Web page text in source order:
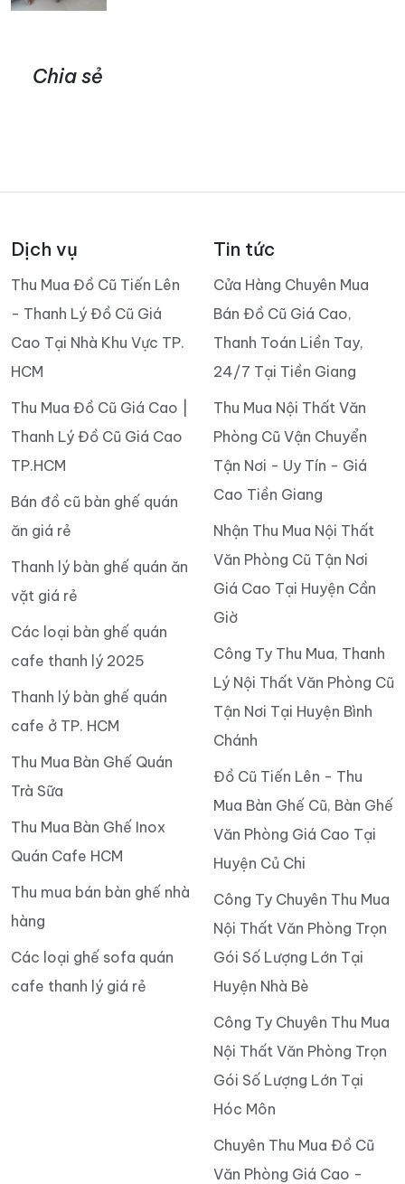
Chia sẻ
Dịch vụ
Thu Mua Đồ Cũ Tiến Lên
- Thanh Lý Đồ Cũ Giá
Cao Tại Nhà Khu Vực TP.
HCM
Thu Mua Đồ Cũ Giá Cao |
Thanh Lý Đồ Cũ Giá Cao
TP.HCM
Bán đồ cũ bàn ghế quán
ăn giá rẻ
Thanh lý bàn ghế quán ăn
vặt giá rẻ
Các loại bàn ghế quán
cafe thanh lý 2025
Thanh lý bàn ghế quán
cafe ở TP. HCM
Thu Mua Bàn Ghế Quán
Trà Sữa
Thu Mua Bàn Ghế Inox
Quán Cafe HCM
Thu mua bán bàn ghế nhà
hàng
Các loại ghế sofa quán
cafe thanh lý giá rẻ
Tin tức
Cửa Hàng Chuyên Mua
Bán Đồ Cũ Giá Cao,
Thanh Toán Liền Tay,
24/7 Tại Tiền Giang
Thu Mua Nội Thất Văn
Phòng Cũ Vận Chuyển
Tận Nơi - Uy Tín - Giá
Cao Tiền Giang
Nhận Thu Mua Nội Thất
Văn Phòng Cũ Tận Nơi
Giá Cao Tại Huyện Cần
Giờ
Công Ty Thu Mua, Thanh
Lý Nội Thất Văn Phòng Cũ
Tận Nơi Tại Huyện Bình
Chánh
Đồ Cũ Tiến Lên - Thu
Mua Bàn Ghế Cũ, Bàn Ghế
Văn Phòng Giá Cao Tại
Huyện Củ Chi
Công Ty Chuyên Thu Mua
Nội Thất Văn Phòng Trọn
Gói Số Lượng Lớn Tại
Huyện Nhà Bè
Công Ty Chuyên Thu Mua
Nội Thất Văn Phòng Trọn
Gói Số Lượng Lớn Tại
Hóc Môn
Chuyên Thu Mua Đồ Cũ
Văn Phòng Giá Cao -